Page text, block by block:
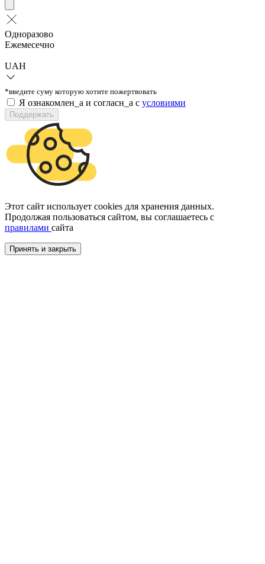
Одноразово
Ежемесечно
UAH
*введите суму которую хотите пожертвовать
Я ознакомлен_а и согласн_а c условиями
Поддержать
Этот сайт использует cookies для хранения данных.
Продолжая пользоваться сайтом, вы соглашаетесь с
правилами сайта
Принять и закрыть